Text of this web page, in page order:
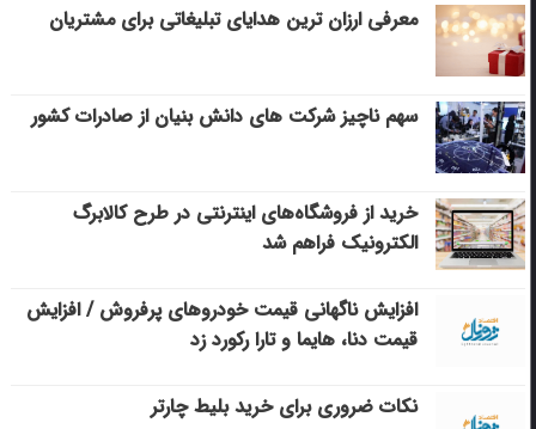
معرفی ارزان ترین هدایای تبلیغاتی برای مشتریان
سهم ناچیز شرکت های دانش بنیان از صادرات کشور
خرید از فروشگاه‌های اینترنتی در طرح کالابرگ
الکترونیک فراهم شد
افزایش ناگهانی قیمت خودروهای پرفروش / افزایش
قیمت دنا، هایما و تارا رکورد زد
نکات ضروری برای خرید بلیط چارتر